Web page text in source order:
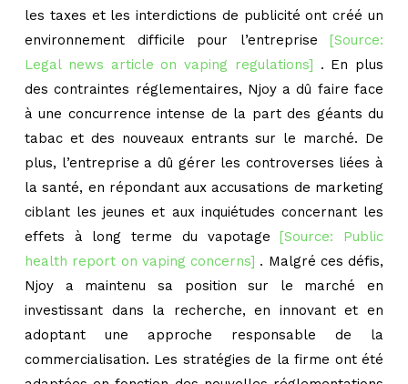
les taxes et les interdictions de publicité ont créé un
environnement difficile pour l’entreprise [Source:
Legal news article on vaping regulations] . En plus
des contraintes réglementaires, Njoy a dû faire face
à une concurrence intense de la part des géants du
tabac et des nouveaux entrants sur le marché. De
plus, l’entreprise a dû gérer les controverses liées à
la santé, en répondant aux accusations de marketing
ciblant les jeunes et aux inquiétudes concernant les
effets à long terme du vapotage[Source: Public
health report on vaping concerns] . Malgré ces défis,
Njoy a maintenu sa position sur le marché en
investissant dans la recherche, en innovant et en
adoptant une approche responsable de la
commercialisation. Les stratégies de la firme ont été